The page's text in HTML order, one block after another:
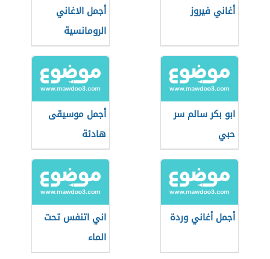
أغاني فيروز
أجمل الاغاني
الرومانسية
ابو بكر سالم سر
حبي
أجمل موسيقى
هادئة
أجمل أغاني وردة
اني اتنفس تحت
الماء